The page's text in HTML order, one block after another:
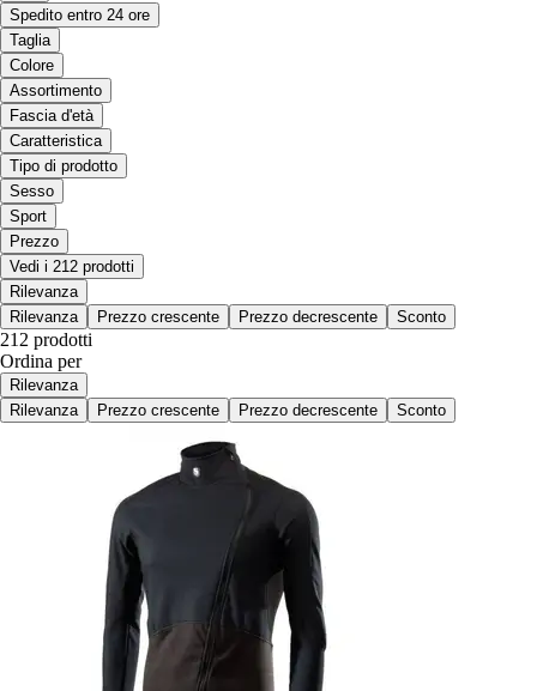
Spedito entro 24 ore
Taglia
Colore
Assortimento
Fascia d'età
Caratteristica
Tipo di prodotto
Sesso
Sport
Prezzo
Vedi i 212 prodotti
Rilevanza
Rilevanza
Prezzo crescente Prezzo decrescente Sconto
212 prodotti
Ordina per
Rilevanza
Rilevanza
Prezzo crescente Prezzo decrescente Sconto